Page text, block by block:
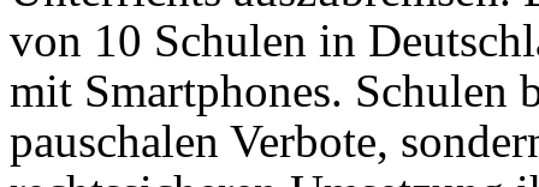
von 10 Schulen in
mit Smartphones. Schulen
pauschalen Verbote,